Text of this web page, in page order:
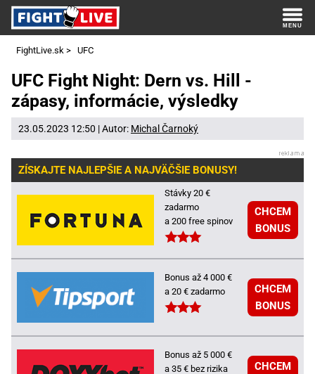
FightLive.sk > UFC
UFC Fight Night: Dern vs. Hill -
zápasy, informácie, výsledky
23.05.2023 12:50 | Autor: Michal Čarnoký
ZÍSKAJTE NAJLEPŠIE A NAJVÄČŠIE BONUSY!
Stávky 20 €
zadarmo
a 200 free spinov
CHCEM
BONUS
Bonus až 4 000 €
a 20 € zadarmo
CHCEM
BONUS
Bonus až 5 000 €
a 35 € bez rizika
CHCEM